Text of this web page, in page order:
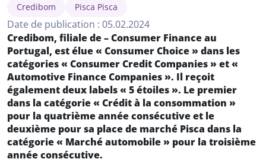
Credibom
Pisca Pisca
Date de publication : 05.02.2024
Credibom, filiale de – Consumer Finance au
Portugal, est élue « Consumer Choice » dans les
catégories « Consumer Credit Companies » et «
Automotive Finance Companies ». Il reçoit
également deux labels « 5 étoiles ». Le premier
dans la catégorie « Crédit à la consommation »
pour la quatrième année consécutive et le
deuxième pour sa place de marché Pisca dans la
catégorie « Marché automobile » pour la troisième
année consécutive.